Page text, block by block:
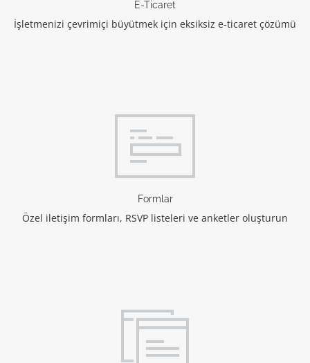
E-Ticaret
İşletmenizi çevrimiçi büyütmek için eksiksiz e-ticaret çözümü
Formlar
Özel iletişim formları, RSVP listeleri ve anketler oluşturun